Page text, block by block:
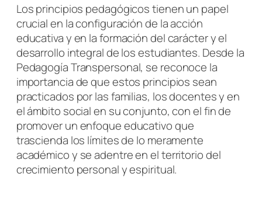
Los principios pedagógicos tienen un papel
crucial en la configuración de la acción
educativa y en la formación del carácter y el
desarrollo integral de los estudiantes. Desde la
Pedagogía Transpersonal, se reconoce la
importancia de que estos principios sean
practicados por las familias, los docentes y en
el ámbito social en su conjunto, con el fin de
promover un enfoque educativo que
trascienda los límites de lo meramente
académico y se adentre en el territorio del
crecimiento personal y espiritual.